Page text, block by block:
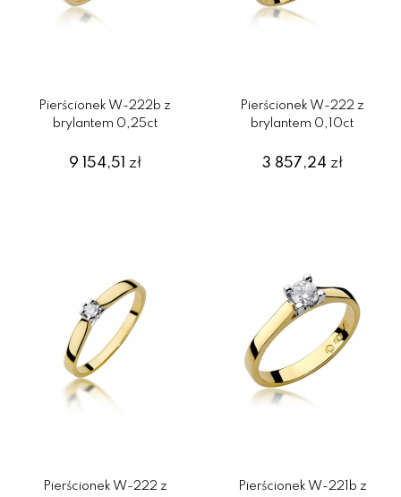
Pierścionek W-222b z
brylantem 0,25ct
9 154,51 zł
Pierścionek W-222 z
brylantem 0,10ct
3 857,24 zł
Pierścionek W-222 z
Pierścionek W-221b z